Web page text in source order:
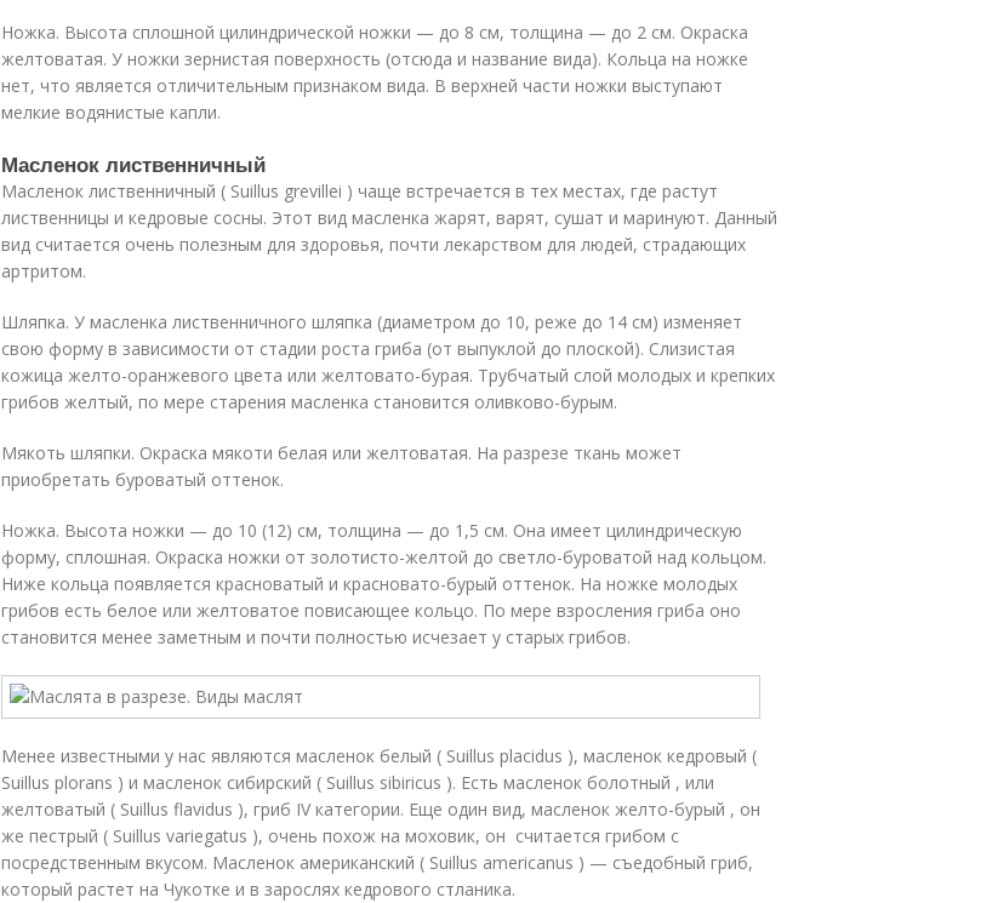
Ножка. Высота сплошной цилиндрической ножки — до 8 см, толщина — до 2 см. Окраска
желтоватая. У ножки зернистая поверхность (отсюда и название вида). Кольца на ножке
нет, что является отличительным признаком вида. В верхней части ножки выступают
мелкие водянистые капли.
Масленок лиственничный
Масленок лиственничный ( Suillus grevillei ) чаще встречается в тех местах, где растут
лиственницы и кедровые сосны. Этот вид масленка жарят, варят, сушат и маринуют. Данный
вид считается очень полезным для здоровья, почти лекарством для людей, страдающих
артритом.
Шляпка. У масленка лиственничного шляпка (диаметром до 10, реже до 14 см) изменяет
свою форму в зависимости от стадии роста гриба (от выпуклой до плоской). Слизистая
кожица желто-оранжевого цвета или желтовато-бурая. Трубчатый слой молодых и крепких
грибов желтый, по мере старения масленка становится оливково-бурым.
Мякоть шляпки. Окраска мякоти белая или желтоватая. На разрезе ткань может
приобретать буроватый оттенок.
Ножка. Высота ножки — до 10 (12) см, толщина — до 1,5 см. Она имеет цилиндрическую
форму, сплошная. Окраска ножки от золотисто-желтой до светло-буроватой над кольцом.
Ниже кольца появляется красноватый и красновато-бурый оттенок. На ножке молодых
грибов есть белое или желтоватое повисающее кольцо. По мере взросления гриба оно
становится менее заметным и почти полностью исчезает у старых грибов.
Менее известными у нас являются масленок белый ( Suillus placidus ), масленок кедровый (
Suillus plorans ) и масленок сибирский ( Suillus sibiricus ). Есть масленок болотный , или
желтоватый ( Suillus flavidus ), гриб IV категории. Еще один вид, масленок желто-бурый , он
же пестрый ( Suillus variegatus ), очень похож на моховик, он считается грибом с
посредственным вкусом. Масленок американский ( Suillus americanus ) — съедобный гриб,
который растет на Чукотке и в зарослях кедрового стланика.